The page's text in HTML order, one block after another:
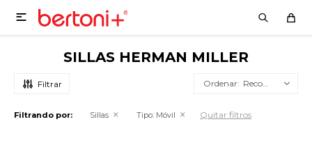

SILLAS HERMAN MILLER
Recomendados
Filtrando por: Sillas Tipo: Móvil Quitar filtros